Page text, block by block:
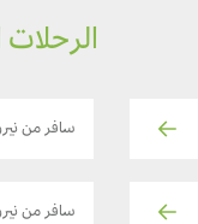
الرحلات
سافر من
سافر من